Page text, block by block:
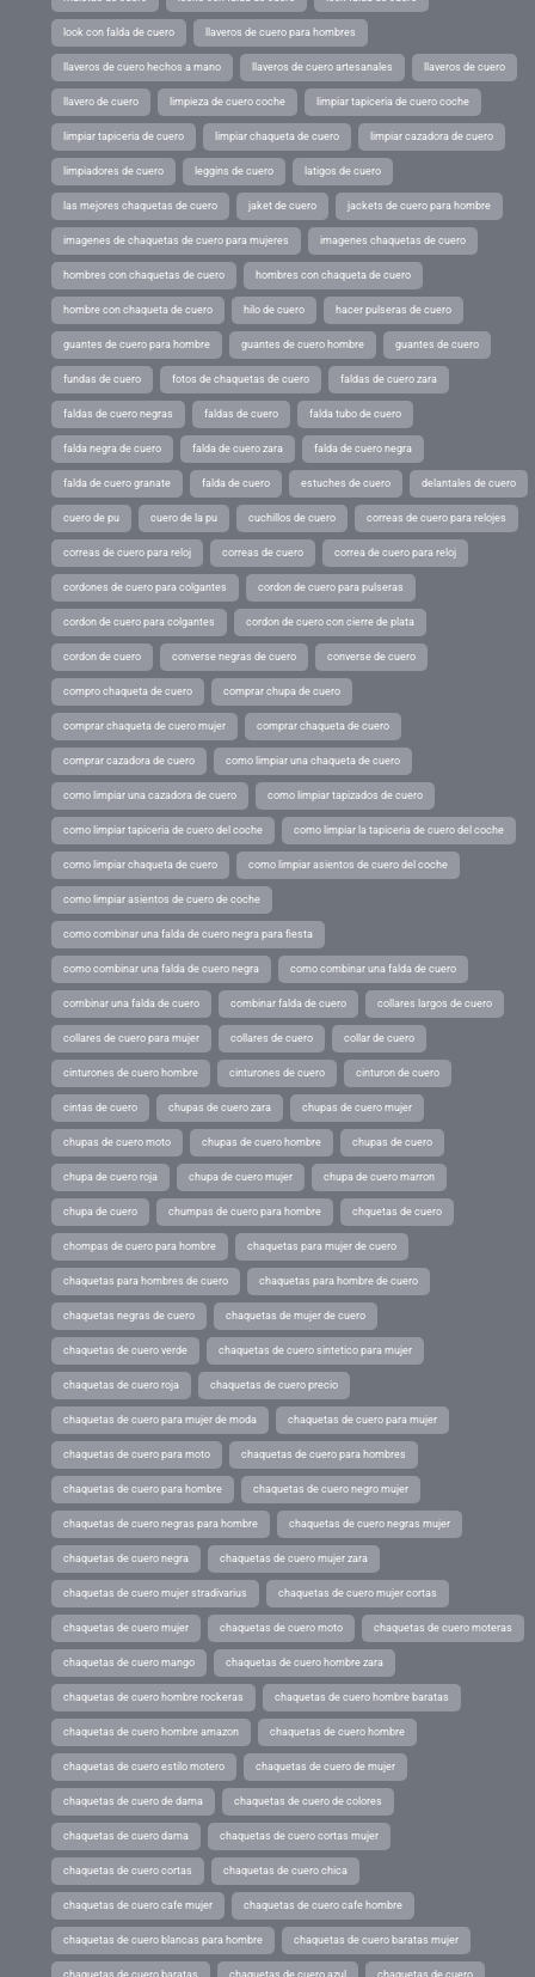
look con falda de cuero llaveros de cuero para hombres
llaveros de cuero hechos a mano llaveros de cuero artesanales llaveros de cuero
llavero de cuero limpieza de cuero coche limpiar tapiceria de cuero coche
limpiar tapiceria de cuero limpiar chaqueta de cuero limpiar cazadora de cuero
limpiadores de cuero leggins de cuero latigos de cuero
las mejores chaquetas de cuero jaket de cuero jackets de cuero para hombre
imagenes de chaquetas de cuero para mujeres imagenes chaquetas de cuero
hombres con chaquetas de cuero hombres con chaqueta de cuero
hombre con chaqueta de cuero hilo de cuero hacer pulseras de cuero
guantes de cuero para hombre guantes de cuero hombre guantes de cuero
fundas de cuero fotos de chaquetas de cuero faldas de cuero zara
faldas de cuero negras faldas de cuero falda tubo de cuero
falda negra de cuero falda de cuero zara falda de cuero negra
falda de cuero granate falda de cuero estuches de cuero delantales de cuero
cuero de pu cuero de la pu cuchillos de cuero correas de cuero para relojes
correas de cuero para reloj correas de cuero correa de cuero para reloj
cordones de cuero para colgantes cordon de cuero para pulseras
cordon de cuero para colgantes cordon de cuero con cierre de plata
cordon de cuero converse negras de cuero converse de cuero
compro chaqueta de cuero comprar chupa de cuero
comprar chaqueta de cuero mujer comprar chaqueta de cuero
comprar cazadora de cuero como limpiar una chaqueta de cuero
como limpiar una cazadora de cuero como limpiar tapizados de cuero
como limpiar tapiceria de cuero del coche como limpiar la tapiceria de cuero del coche
como limpiar chaqueta de cuero como limpiar asientos de cuero del coche
como limpiar asientos de cuero de coche
como combinar una falda de cuero negra para fiesta
como combinar una falda de cuero negra como combinar una falda de cuero
combinar una falda de cuero combinar falda de cuero collares largos de cuero
collares de cuero para mujer collares de cuero collar de cuero
cinturones de cuero hombre cinturones de cuero cinturon de cuero
cintas de cuero chupas de cuero zara chupas de cuero mujer
chupas de cuero moto chupas de cuero hombre chupas de cuero
chupa de cuero roja chupa de cuero mujer chupa de cuero marron
chupa de cuero chumpas de cuero para hombre chquetas de cuero
chompas de cuero para hombre chaquetas para mujer de cuero
chaquetas para hombres de cuero chaquetas para hombre de cuero
chaquetas negras de cuero chaquetas de mujer de cuero
chaquetas de cuero verde chaquetas de cuero sintetico para mujer
chaquetas de cuero roja chaquetas de cuero precio
chaquetas de cuero para mujer de moda chaquetas de cuero para mujer
chaquetas de cuero para moto chaquetas de cuero para hombres
chaquetas de cuero para hombre chaquetas de cuero negro mujer
chaquetas de cuero negras para hombre chaquetas de cuero negras mujer
chaquetas de cuero negra chaquetas de cuero mujer zara
chaquetas de cuero mujer stradivarius chaquetas de cuero mujer cortas
chaquetas de cuero mujer chaquetas de cuero moto chaquetas de cuero moteras
chaquetas de cuero mango chaquetas de cuero hombre zara
chaquetas de cuero hombre rockeras chaquetas de cuero hombre baratas
chaquetas de cuero hombre amazon chaquetas de cuero hombre
chaquetas de cuero estilo motero chaquetas de cuero de mujer
chaquetas de cuero de dama chaquetas de cuero de colores
chaquetas de cuero dama chaquetas de cuero cortas mujer
chaquetas de cuero cortas chaquetas de cuero chica
chaquetas de cuero cafe mujer chaquetas de cuero cafe hombre
chaquetas de cuero blancas para hombre chaquetas de cuero baratas mujer
chaquetas de cuero baratas chaquetas de cuero azul chaquetas de cuero